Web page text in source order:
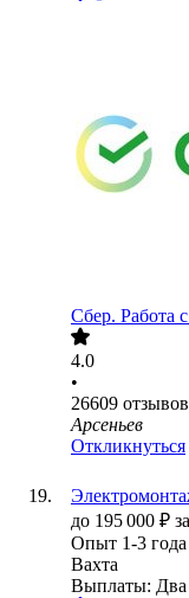
Сбер. Работа
4.0
•
26609 отзывов
Арсеньев
Откликнуться
до 195 000 ₽
Опыт 1-3 года
Вахта
Выплаты: Два